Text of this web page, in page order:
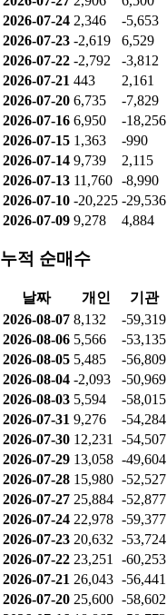
날짜 개인 기관
2026-08-07 2,566 -6,184
2026-08-06 81 3,674
2026-08-05 7,578 -5,840
2026-08-04 -7,687 7,046
2026-08-03 -3,682 -3,731
2026-07-31 -2,955 223
2026-07-30 -827 -4,903
2026-07-29 -2,922 2,923
2026-07-28 -9,904 350
2026-07-27 2,906 6,500
2026-07-24 2,346 -5,653
2026-07-22 -2,792
2026-07-20
6,735 -7,829
2026-07-16 6,950 -18,256
2026-07-15 1,363 -990
2026-07-14 9,739 2,115
2026-07-13 11,760 -8,990
2026-07-10 -20,225 -29,536
2026-07-09 9,278 4,884
누적 순매수
날짜 개인 기관
2026-08-07 8,132 -59,319
2026-08-06 5,566 -53,135
2026-08-05 5,485 -56,809
2026-08-04 -2,093 -50,969
2026-08-03 5,594 -58,015